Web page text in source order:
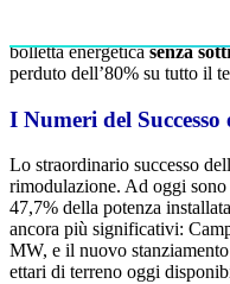
bolletta energeticasenza
perduto dell’80% su tutto il
I Numeri del
Lo straordinario successo
rimodulazione. Ad oggi
47,7% della potenza
ancora più significativi:
MW, e il nuovo
ettari di terreno oggi
strettamente
necessari per il
funzionamento
corretta
esecuzione dei
servizi
richiesti,
nonché per
memorizzare